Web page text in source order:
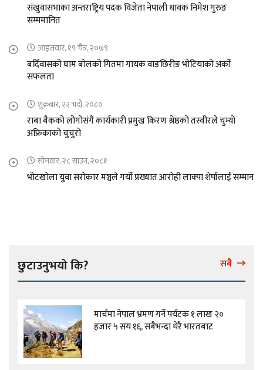
संखुवासभाका अन्तराष्ट्रिय पदक विजेता नेपाली धावक निमेश गुरुङ
सम्ममानित
आइतवार, १९ चैत्र, २०७९
बर्दिवासको घाम बोलको गितमा गायक वाङछिरीङ भोटियाको अर्को
सफलता
शुक्रबार, २२ भदौ, २०८०
राबा बैकको लोगोसंगै कार्यकारी प्रमुख किरण श्रेष्ठको तस्वीरले चुम्यो
अफ्रिकाको चुचुरो
सोमवार, २८ साउन, २०८१
भोटखोला युवा सरोकार मञ्चले गर्यो प्रख्यात आरोही लाक्पा शेर्पालाई सम्मान
छुटाउनुभयो कि? सबै
मार्चमा नेपाल भ्रमण गर्ने पर्यटक १ लाख २०
हजार ५ सय १६, सबैभन्दा धेरै भारतबाट